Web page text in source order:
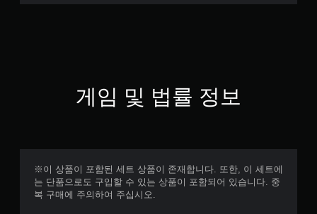
게임 및 법률 정보
※이 상품이 포함된 세트 상품이 존재합니다. 또한, 이 세트에
는 단품으로도 구입할 수 있는 상품이 포함되어 있습니다. 중
복 구매에 주의하여 주십시오.